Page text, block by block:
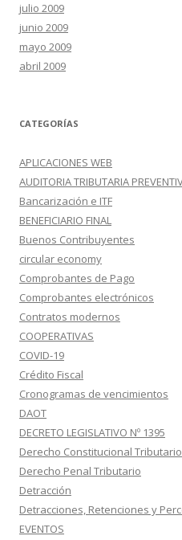
julio 2009
junio 2009
mayo 2009
abril 2009
CATEGORÍAS
APLICACIONES WEB
AUDITORIA TRIBUTARIA
Bancarización e ITF
BENEFICIARIO FINAL
Buenos Contribuyentes
circular economy
Comprobantes de Pago
Comprobantes electrónicos
Contratos modernos
COOPERATIVAS
COVID-19
Crédito Fiscal
Cronogramas de vencimientos
DAOT
DECRETO LEGISLATIVO Nº 1395
Derecho Constitucional Tributario
Derecho Penal Tributario
Detracción
Detracciones, Retenciones y
EVENTOS